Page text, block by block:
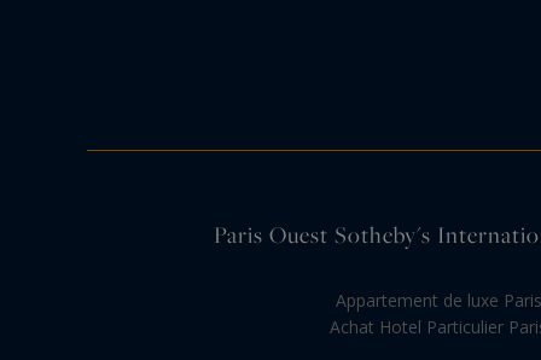
Paris Ouest Sotheby's
Appartement de luxe Paris
Achat Hotel Particulier